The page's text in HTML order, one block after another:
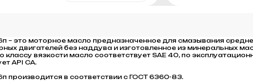
– это моторное масло предназначенное для смазывания
двигателей без наддува и изготовленное из минеральных
классу вязкости масло соответствует SAE 40, по
API CA.
производится в соответствии с ГОСТ 6360-83.